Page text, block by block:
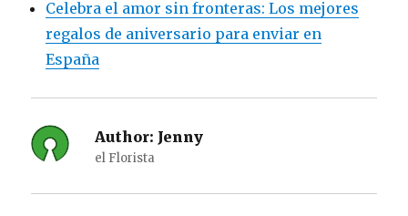
Celebra el amor sin fronteras: Los mejores
regalos de aniversario para enviar en
España
Author: Jenny
el Florista